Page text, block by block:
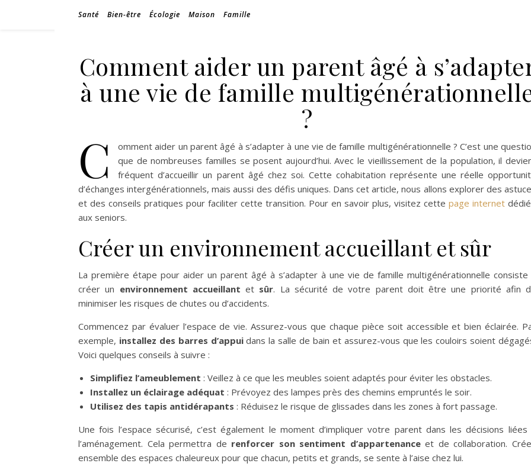
Santé Bien-être Écologie Maison Famille
Comment aider un parent âgé à
à une vie de famille
?
C
omment aider un parent âgé à s’adapter à une vie de famille multigénérationnelle ? C’est une
que de nombreuses familles se posent aujourd’hui. Avec le vieillissement de la population, il
fréquent d’accueillir un parent âgé chez soi. Cette cohabitation représente une réelle
d’échanges intergénérationnels, mais aussi des défis uniques. Dans cet article, nous allons explorer des
et des conseils pratiques pour faciliter cette transition. Pour en savoir plus, visitez cette page internet
aux seniors.
Créer un environnement accueillant et sûr
La première étape pour aider un parent âgé à s’adapter à une vie de famille multigénérationnelle consiste
créer un environnement accueillant et sûr. La sécurité de votre parent doit être une priorité afin
minimiser les risques de chutes ou d’accidents.
Commencez par évaluer l’espace de vie. Assurez-vous que chaque pièce soit accessible et bien éclairée.
exemple, installez des barres d’appuidans la salle de bain et assurez-vous que les couloirs soient
Voici quelques conseils à suivre :
Simplifiez l’ameublement : Veillez à ce que les meubles soient adaptés pour éviter les obstacles.
Installez un éclairage adéquat : Prévoyez des lampes près des chemins empruntés le soir.
Utilisez des tapis antidérapants : Réduisez le risque de glissades dans les zones à fort passage.
Une fois l’espace sécurisé, c’est également le moment d’impliquer votre parent dans les décisions liées
l’aménagement. Cela permettra de renforcer son sentiment d’appartenanceet de collaboration.
ensemble des espaces chaleureux pour que chacun, petits et grands, se sente à l’aise chez lui.